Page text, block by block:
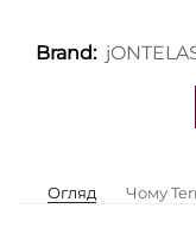
Brand:
Огляд Чому